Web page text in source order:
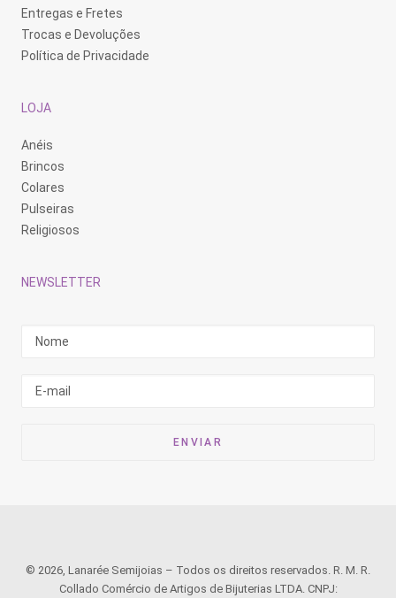
Entregas e Fretes
Trocas e Devoluções
Política de Privacidade
LOJA
Anéis
Brincos
Colares
Pulseiras
Religiosos
NEWSLETTER
© 2026, Lanarée Semijoias – Todos os direitos reservados. R. M. R.
Collado Comércio de Artigos de Bijuterias LTDA. CNPJ: